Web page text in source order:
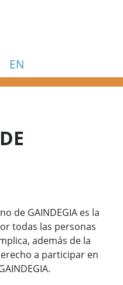
EN
de GAINDEGIA es la
todas las personas
además de la
a participar en